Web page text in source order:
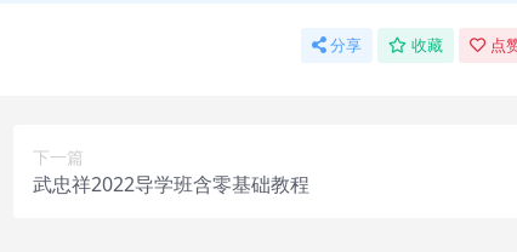
分享 收藏 点
下一篇
武忠祥2022导学班含零基础教程